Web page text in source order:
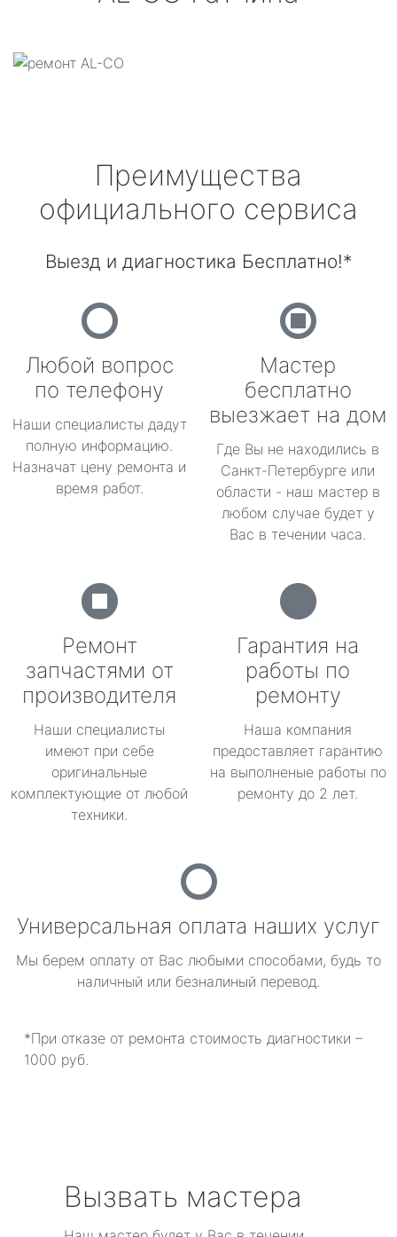
Преимущества
официального сервиса
Выезд и диагностика Бесплатно!*
Любой вопрос
по телефону
Наши специалисты дадут
полную информацию.
Назначат цену ремонта и
время работ.
Мастер
бесплатно
выезжает на дом
Где Вы не находились в
Санкт-Петербурге или
области - наш мастер в
любом случае будет у
Вас в течении часа.
Ремонт
запчастями от
производителя
Наши специалисты
имеют при себе
оригинальные
комплектующие от любой
техники.
Гарантия на
работы по
ремонту
Наша компания
предоставляет гарантию
на выполненые работы по
ремонту до 2 лет.
Универсальная оплата наших услуг
Мы берем оплату от Вас любыми способами, будь то
наличный или безналиный перевод.
*При отказе от ремонта стоимость диагностики –
1000 руб.
Вызвать мастера